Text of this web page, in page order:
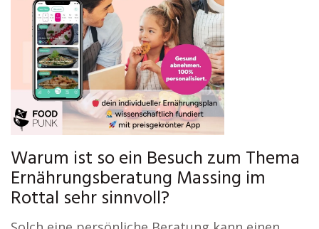
Warum ist so ein Besuch zum Thema
Ernährungsberatung Massing im
Rottal sehr sinnvoll?